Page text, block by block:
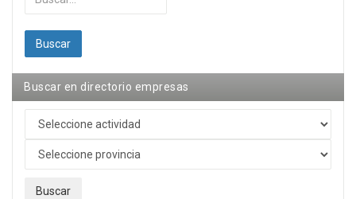
Buscar
Buscar en directorio empresas
Buscar